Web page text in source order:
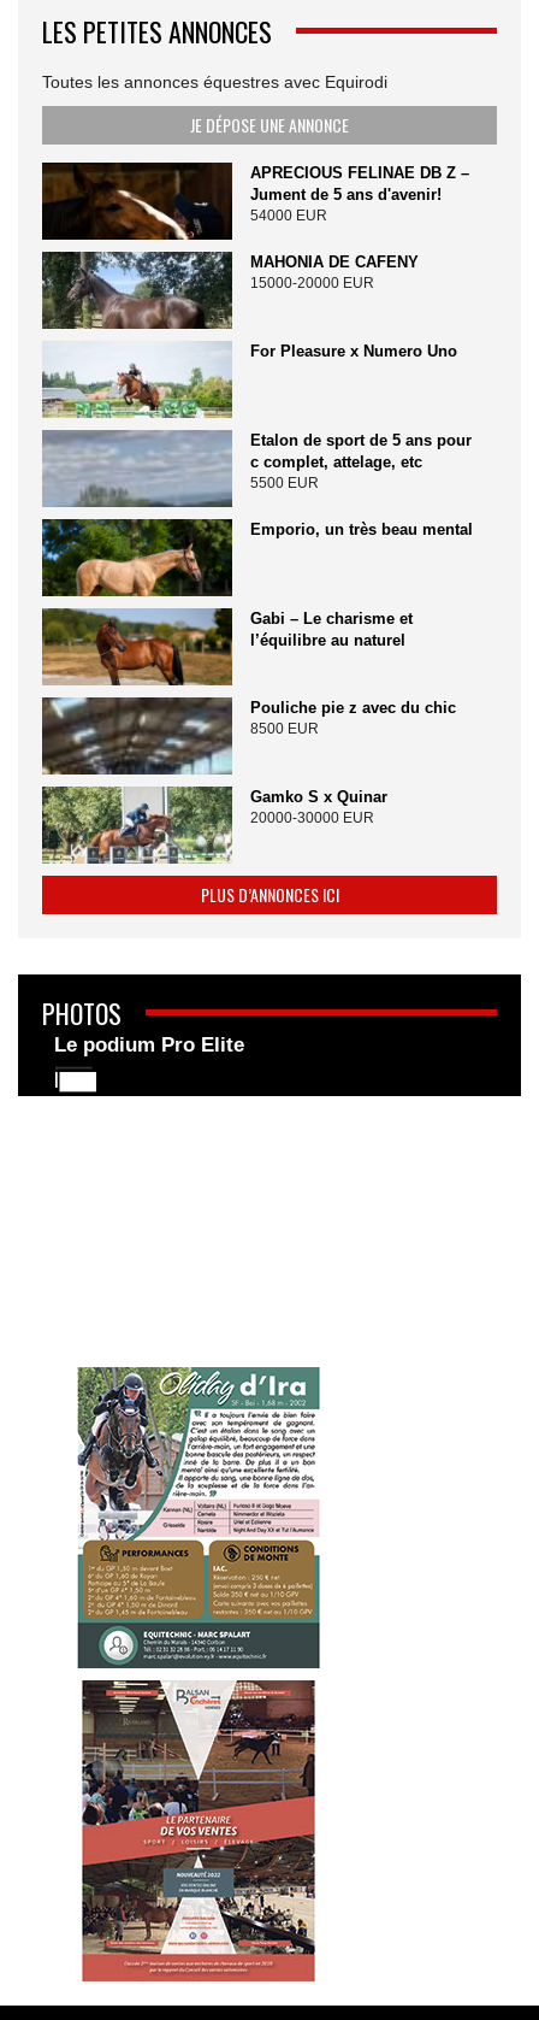
LES PETITES ANNONCES
Toutes les annonces équestres avec Equirodi
JE DÉPOSE UNE ANNONCE
APRECIOUS FELINAE DB Z –
Jument de 5 ans d'avenir!
54000 EUR
MAHONIA DE CAFENY
15000-20000 EUR
For Pleasure x Numero Uno
Etalon de sport de 5 ans pour
c complet, attelage, etc
5500 EUR
Emporio, un très beau mental
Gabi – Le charisme et
l’équilibre au naturel
Pouliche pie z avec du chic
8500 EUR
Gamko S x Quinar
20000-30000 EUR
PLUS D’ANNONCES ICI
PHOTOS
Le podium Pro Elite